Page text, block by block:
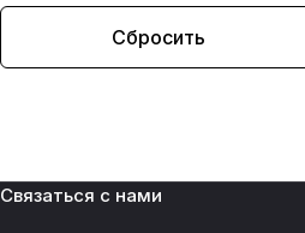
200х200 см(15)
Сбросить
Связаться с нами